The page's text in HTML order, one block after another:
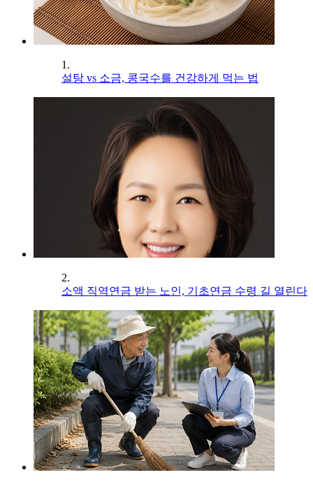
1.
설탕 vs 소금, 콩국수를 건강하게 먹는 법
2.
소액 직역연금 받는 노인, 기초연금 수령 길 열린다